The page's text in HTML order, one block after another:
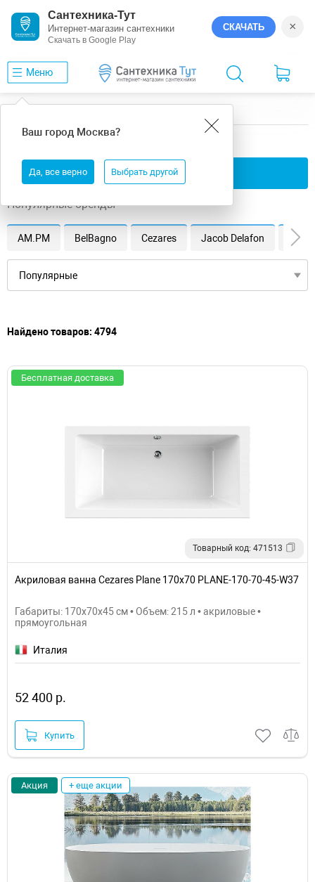
Сантехника-Тут
Интернет-магазин сантехники
Скачать в Google Play
СКАЧАТЬ ×
Меню
Ваш город Москва?
Да, все верно Выбрать другой
универсальная ванны
Применить фильтры
Популярные бренды
AM.PM BelBagno Cezares Jacob Delafon
Найдено товаров: 4794
Бесплатная доставка
Товарный код: 471513
Акриловая ванна Cezares Plane 170x70 PLANE-170-70-45-W37
Габариты: 170x70x45 см • Объем: 215 л • акриловые •
прямоугольная
Италия
52 400 р.
Купить
Акция + еще акции